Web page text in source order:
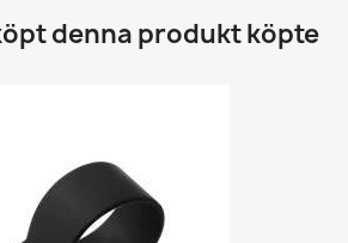
denna produkt köpte